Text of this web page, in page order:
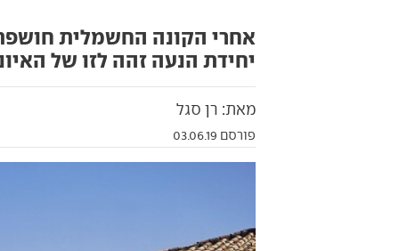
אחרי הקונה החשמלית
יחידת הנעה זהה לזו של
מאת: רן סגל
פורסם 03.06.19